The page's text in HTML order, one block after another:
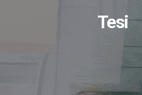
Iscrizioni
Tesi